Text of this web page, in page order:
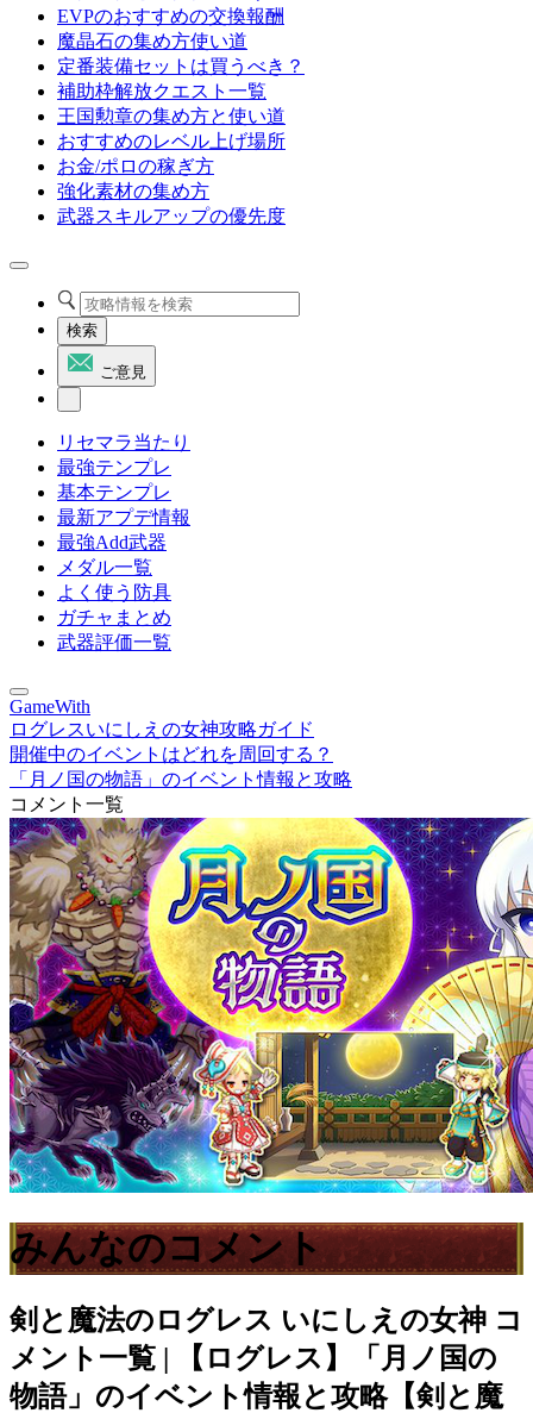
EVPのおすすめの交換報酬
魔晶石の集め方使い道
定番装備セットは買うべき？
補助枠解放クエスト一覧
王国勲章の集め方と使い道
おすすめのレベル上げ場所
お金/ポロの稼ぎ方
強化素材の集め方
武器スキルアップの優先度
検索
ご意見
リセマラ当たり
最強テンプレ
基本テンプレ
最新アプデ情報
最強Add武器
メダル一覧
よく使う防具
ガチャまとめ
武器評価一覧
GameWith
ログレスいにしえの女神攻略ガイド
開催中のイベントはどれを周回する？
「月ノ国の物語」のイベント情報と攻略
コメント一覧
みんなのコメント
剣と魔法のログレス いにしえの女神 コ
メント一覧 | 【ログレス】「月ノ国の
物語」のイベント情報と攻略【剣と魔